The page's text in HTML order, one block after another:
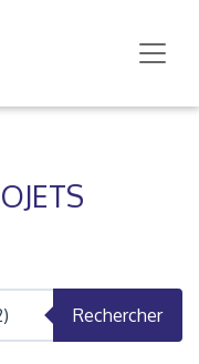
Rechercher